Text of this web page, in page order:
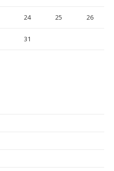
24 25 26
31